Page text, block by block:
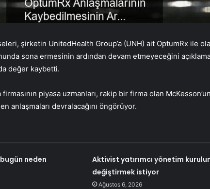
şirketin UnitedHealth Group’a (UNH) ait OptumRx ile
sona ermesinin ardından devam etmeyeceğini
değer kaybetti.
piyasa uzmanları, rakip bir firma olan
anlaşmaları devralacağını öngörüyor.
neden
Aktivist yatırımcı yönetim
değiştirmek istiyor
Ağustos 6, 2026